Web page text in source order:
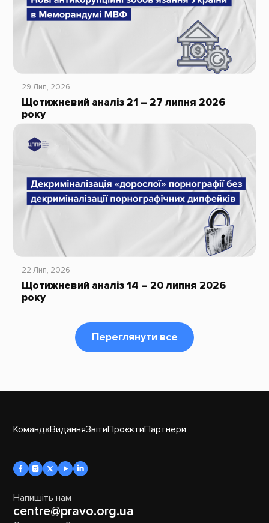
29 Лип, 2026
Щотижневий аналіз 21 – 27 липня 2026
року
22 Лип, 2026
Щотижневий аналіз 14 – 20 липня 2026
року
Переглянути все
КомандаВиданняЗвітиПроєктиПартнери
Напишіть нам
centre@pravo.org.ua